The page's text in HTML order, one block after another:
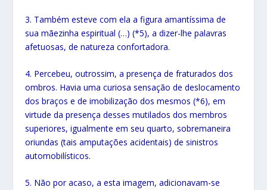
3. Também esteve com ela a figura amantíssima de
sua mãezinha espiritual (…) (*5), a dizer-lhe palavras
afetuosas, de natureza confortadora.
4. Percebeu, outrossim, a presença de fraturados dos
ombros. Havia uma curiosa sensação de deslocamento
dos braços e de imobilização dos mesmos (*6), em
virtude da presença desses mutilados dos membros
superiores, igualmente em seu quarto, sobremaneira
oriundas (tais amputações acidentais) de sinistros
automobilísticos.
5. Não por acaso, a esta imagem, adicionavam-se